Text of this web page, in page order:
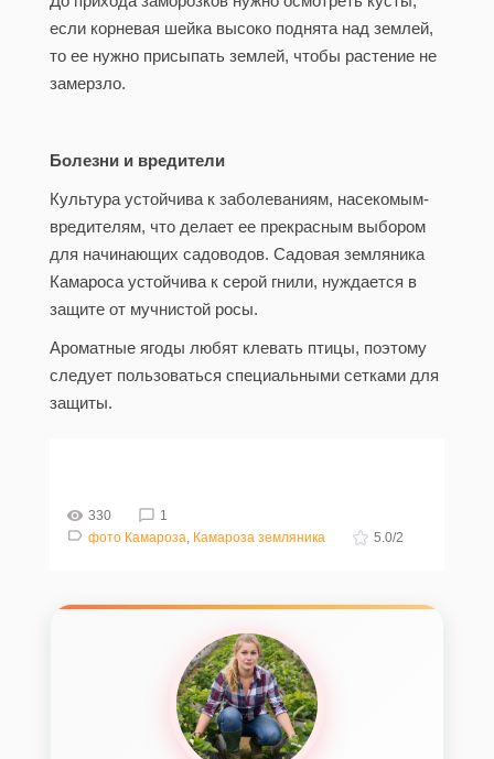
если корневая шейка высоко поднята над землей,
то ее нужно присыпать землей, чтобы растение не
замерзло.
Болезни и вредители
Культура устойчива к заболеваниям, насекомым-
вредителям, что делает ее прекрасным выбором
для начинающих садоводов. Садовая земляника
Камароса устойчива к серой гнили, нуждается в
защите от мучнистой росы.
Ароматные ягоды любят клевать птицы, поэтому
следует пользоваться специальными сетками для
защиты.
330
1
фото Камароза, Камароза земляника 5.0/2